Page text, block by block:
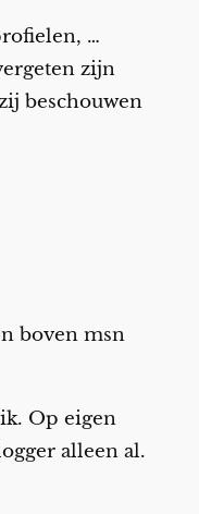
…
zijn
beschouwen
boven msn
Op eigen
alleen al.